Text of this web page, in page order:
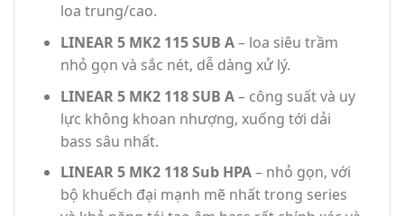
loa trung/cao.
LINEAR 5 MK2 115 SUB A– loa siêu trầm
nhỏ gọn và sắc nét, dễ dàng xử lý.
LINEAR 5 MK2 118 SUB A– công suất và uy
lực không khoan nhượng, xuống tới dải
bass sâu nhất.
LINEAR 5 MK2 118 Sub HPA– nhỏ gọn, với
bộ khuếch đại mạnh mẽ nhất trong series